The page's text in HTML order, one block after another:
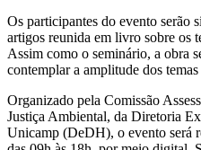
Os participantes do evento serão
artigos reunida em livro sobre os
Assim como o seminário, a obra
contemplar a amplitude dos
Organizado pela Comissão
Justiça Ambiental, da Diretoria
Unicamp (DeDH), o evento será